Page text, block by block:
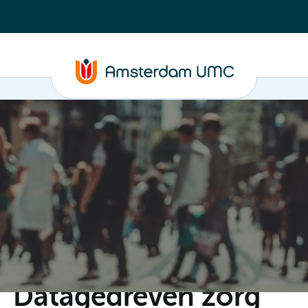
Steun ons Evenementen Actueel Contact
Datagedreven zorg